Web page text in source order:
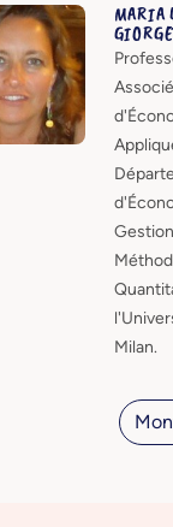
MARIA
Associé
Milan.